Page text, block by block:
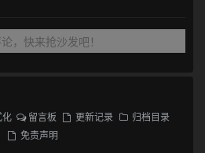
，快来抢沙发吧！
留言板 更新记录
归档目录
免责声明